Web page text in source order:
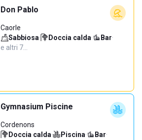
Don Pablo
Caorle
Sabbiosa· Doccia calda· Bar·
e altri 7…
Gymnasium Piscine
Cordenons
Doccia calda· Piscina· Bar·